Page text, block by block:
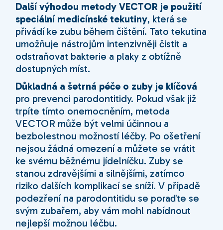
Další výhodou metody VECTOR je použití
speciální medicínské tekutiny, která se
přivádí ke zubu během čištění. Tato tekutina
umožňuje nástrojům intenzivněji čistit a
odstraňovat bakterie a plaky z obtížně
dostupných míst.
Důkladná a šetrná péče o zuby je klíčová
pro prevenci parodontitidy. Pokud však již
trpíte tímto onemocněním, metoda
VECTOR může být velmi účinnou a
bezbolestnou možností léčby. Po ošetření
nejsou žádná omezení a můžete se vrátit
ke svému běžnému jídelníčku. Zuby se
stanou zdravějšími a silnějšími, zatímco
riziko dalších komplikací se sníží. V případě
podezření na parodontitidu se poraďte se
svým zubařem, aby vám mohl nabídnout
nejlepší možnou léčbu.